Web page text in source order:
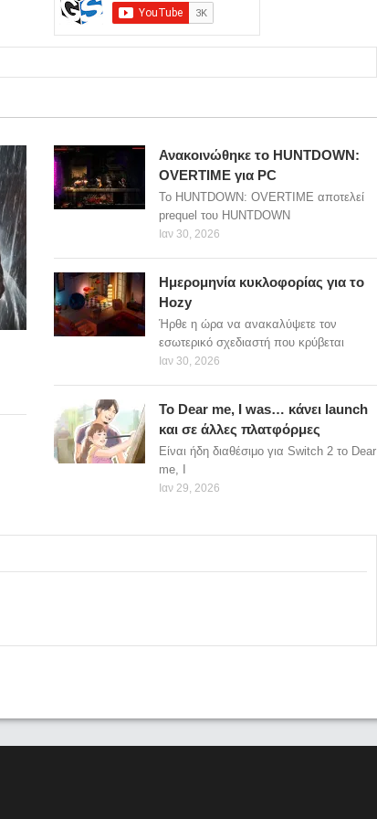
Ανακοινώθηκε το HUNTDOWN:
OVERTIME για PC
Το HUNTDOWN: OVERTIME αποτελεί
prequel του HUNTDOWN
Ιαν 30, 2026
Ημερομηνία κυκλοφορίας για το
Hozy
Ήρθε η ώρα να ανακαλύψετε τον
εσωτερικό σχεδιαστή που κρύβεται
Ιαν 30, 2026
Το Dear me, I was… κάνει launch
και σε άλλες πλατφόρμες
Είναι ήδη διαθέσιμο για Switch 2 το Dear
me, I
Ιαν 29, 2026